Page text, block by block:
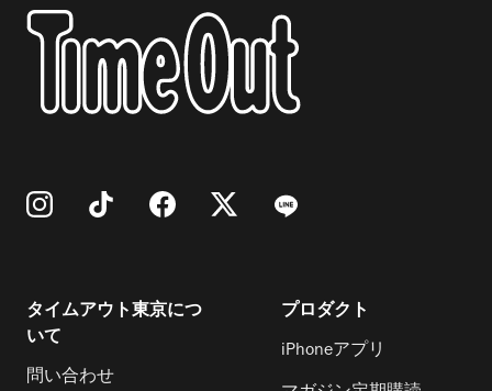
タイムアウト東京につ
いて
問い合わせ
プロダクト
iPhoneアプリ